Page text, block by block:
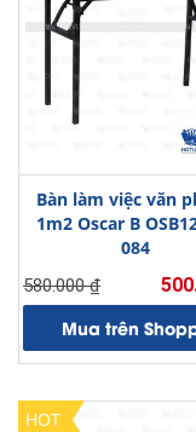
Bàn làm việc văn
1m2 Oscar B
084
580.000₫
Giá
là:
580.000 ₫.
Giá
tại
là:
Mua trên
HOT